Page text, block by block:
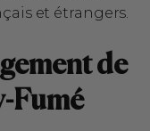
et étrangers.
de
Fumé